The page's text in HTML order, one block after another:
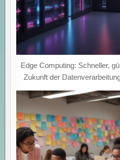
Edge Computing: Schneller,
Zukunft der